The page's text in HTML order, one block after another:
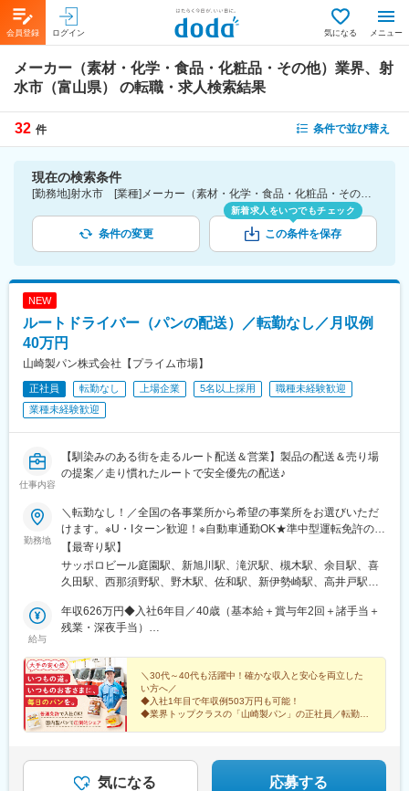
会員登録 ログイン 気になる メニュー
メーカー（素材・化学・食品・化粧品・その他）業界、射
水市（富山県）
の転職・求人検索結果
32 件 条件で並び替え
現在の検索条件
[勤務地]射水市 [業種]メーカー（素材・化学・食品・化粧品・その他）業界
条件の変更
新着求人をいつでもチェック
この条件を保存
NEW
ルートドライバー（パンの配送）／転勤なし／月収例
40万円
山崎製パン株式会社【プライム市場】
正社員 転勤なし 上場企業 5名以上採用
職種未経験歓迎
業種未経験歓迎
仕事内容
【馴染みのある街を走るルート配送＆営業】製品の配送＆売り場
の提案／走り慣れたルートで安全優先の配送♪
勤務地
＼転勤なし！／全国の各事業所から希望の事業所をお選びいただ
けます。※U・Iターン歓迎！※自動車通勤OK★準中型運転免許の取
得もサポート♪準中型運転免許をお持ちでない方については、実習
期間中に準中型運転免許を取得していただきます。もちろん取得
費用は会社負担！教習所へ通う時間も勤務時間として取り扱いま
たい」という方を応援します！入社に伴う転居が必要な場合は、
引越費用を最大10万円まで会社が補助。新生活のスタートをサポ
【最寄り駅】
サッポロビール庭園駅、新旭川駅、滝沢駅、槻木駅、余目駅、喜
久田駅、西那須野駅、野木駅、佐和駅、新伊勢崎駅、高井戸駅、
東戸塚駅、鴨居駅、平塚駅、荻川駅、直江津駅、宮内駅(新潟県)、
小杉駅、春江駅、敦賀駅、屋代高校前駅、小井川駅、小田井駅、
駅、綾部駅、西神中央駅、溝口駅、ひこね芹川駅、関駅(三重県)、
総社駅、河戸帆待川駅、周布駅、嘉川駅、北伊予駅、豊浜駅、鳴
門駅、ししぶ駅、東多久駅、西諫早駅、鶴崎駅、松橋駅、青井岳
駅
給与
年収626万円◆入社6年目／40歳（基本給＋賞与年2回＋諸手当＋
残業・深夜手当）
残業・深夜手当）
＼30代～40代も活躍中！確かな収入と安心を両立した
い方へ／
◆入社1年目で年収例503万円も可能！
◆業界トップクラスの「山崎製パン」の正社員／転勤な
◆自分の時間も大切にできる
気になる 応募する